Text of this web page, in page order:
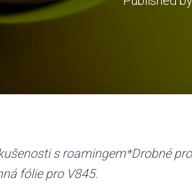
s roamingem*Drobné
fólie pro V845.